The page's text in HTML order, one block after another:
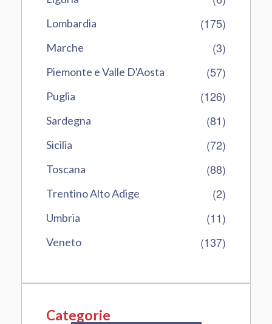
Lombardia (175)
Marche (3)
Piemonte e Valle D'Aosta (57)
Puglia (126)
Sardegna (81)
Sicilia (72)
Toscana (88)
Trentino Alto Adige (2)
Umbria (11)
Veneto (137)
Categorie